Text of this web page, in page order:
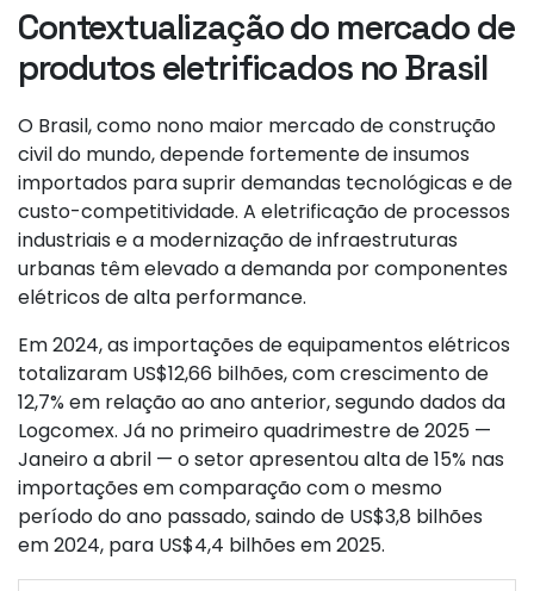
Contextualização do mercado de
produtos eletrificados no Brasil
O Brasil, como nono maior mercado de construção
civil do mundo, depende fortemente de insumos
importados para suprir demandas tecnológicas e de
custo-competitividade. A eletrificação de processos
industriais e a modernização de infraestruturas
urbanas têm elevado a demanda por componentes
elétricos de alta performance.
Em 2024, as importações de equipamentos elétricos
totalizaram US$12,66 bilhões, com crescimento de
12,7% em relação ao ano anterior, segundo dados da
Logcomex. Já no primeiro quadrimestre de 2025 —
Janeiro a abril — o setor apresentou alta de 15% nas
importações em comparação com o mesmo
período do ano passado, saindo de US$3,8 bilhões
em 2024, para US$4,4 bilhões em 2025.